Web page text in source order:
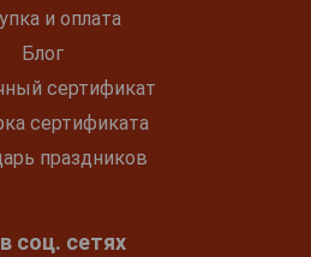
и оплата
Блог
сертификат
сертификата
праздников
соц. сетях